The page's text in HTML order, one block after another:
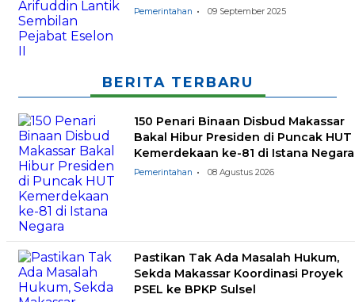
Pemerintahan 09 September 2025
BERITA TERBARU
150 Penari Binaan Disbud Makassar
Bakal Hibur Presiden di Puncak HUT
Kemerdekaan ke-81 di Istana Negara
Pemerintahan 08 Agustus 2026
Pastikan Tak Ada Masalah Hukum,
Sekda Makassar Koordinasi Proyek
PSEL ke BPKP Sulsel